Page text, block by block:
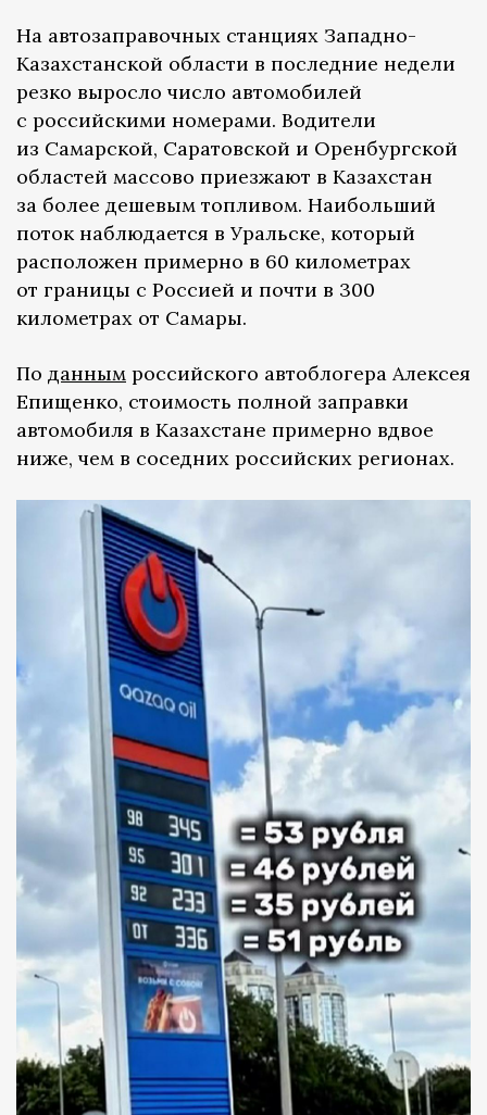
На автозаправочных станциях Западно-
Казахстанской области в последние недели
резко выросло число автомобилей
с российскими номерами. Водители
из Самарской, Саратовской и Оренбургской
областей массово приезжают в Казахстан
за более дешевым топливом. Наибольший
поток наблюдается в Уральске, который
расположен примерно в 60 километрах
от границы с Россией и почти в 300
километрах от Самары.
По данным российского автоблогера Алексея
Епищенко, стоимость полной заправки
автомобиля в Казахстане примерно вдвое
ниже, чем в соседних российских регионах.